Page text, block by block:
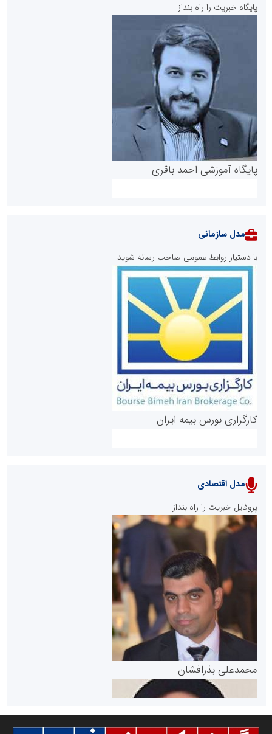
پایگاه خبریت را راه بنداز
پایگاه آموزشی احمد باقری
روابط عمومی خبرگزاری گزارش خبر
پایگاه خبری نهضت ملی مسکن
پایگاه خبری گفتمان یزد
مدل سازمانی
با دستیار روابط عمومی صاحب رسانه شوید
کارگزاری بورس بیمه ایران
سازمان بورس و اوراق بهادار
مرجع اخبار موثق در بازارسرمایه
مدل اقتصادی
پروفایل خبریت را راه بنداز
محمدعلی بذرافشان